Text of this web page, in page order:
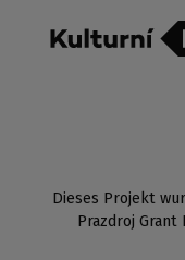
Dieses Projekt
Prazdroj